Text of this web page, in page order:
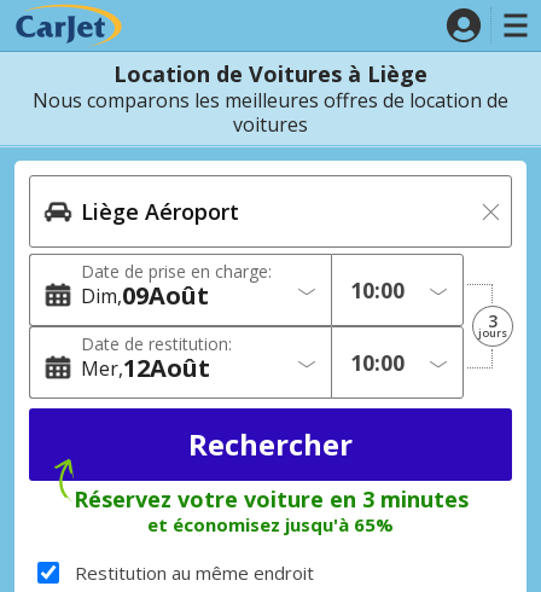
Location de Voitures à Liège
Nous comparons les meilleures offres de location de
voitures
Date de prise en charge:
Dim 09Août
Date de restitution:
Mer 12Août
3
jours
Réservez votre voiture en 3 minutes
et économisez jusqu'à 65%
Restitution au même endroit